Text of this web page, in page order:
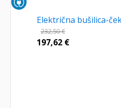
Električna bušilica-
232,50€
197,62 €